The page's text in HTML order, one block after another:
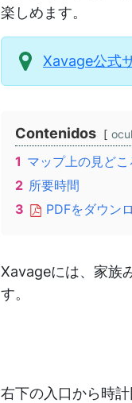
楽しめます。
Xavage公式
Contenidos
1 マップ上の見どこ
2 所要時間
3
PDFをダウン
Xavageには、家族
す。
右下の入口から時計